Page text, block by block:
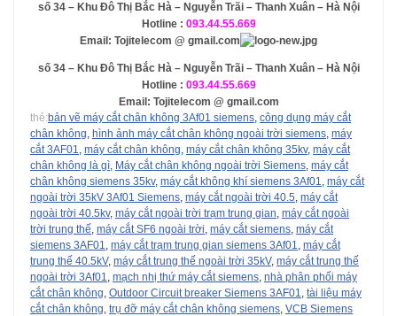
số 34 – Khu Ðô Thị Bắc Hà – Nguyễn Trãi – Thanh Xuân – Hà Nội
Hotline : 093.44.55.669
Email: Tojitelecom @ gmail.com
số 34 – Khu Ðô Thị Bắc Hà – Nguyễn Trãi – Thanh Xuân – Hà Nội
Hotline : 093.44.55.669
Email: Tojitelecom @ gmail.com
thẻ:bản vẽ máy cắt chân không 3Af01 siemens công dụng máy cắt
chân không hình ảnh máy cắt chân không ngoài trời siemens máy
cắt 3AF01
máy cắt chân không máy cắt chân không 35kv, máy cắt
chân không là gì Máy cắt chân không ngoài trời Siemens máy cắt
chân không siemens 35kv, máy cắt không khí siemens 3Af01
máy cắt
ngoài trời 35kV 3Af01 Siemens máy cắt ngoài trời 40.5 máy cắt
ngoài trời 40.5kv, máy cắt ngoài trời trạm trung gian máy cắt ngoài
trời trung thế máy cắt SF6 ngoài trời máy cắt siemens máy cắt
siemens 3AF01
máy cắt trạm trung gian siemens 3Af01
máy cắt
trung thế 40.5kV, máy cắt trung thế ngoài trời 35kV, máy cắt trung thế
ngoài trời 3Af01
mạch nhị thứ máy cắt siemens nhà phân phối máy
cắt chân không Outdoor Circuit breaker Siemens 3AF01
tài liệu máy
cắt chân không trụ đỡ máy cắt chân không siemens VCB Siemens